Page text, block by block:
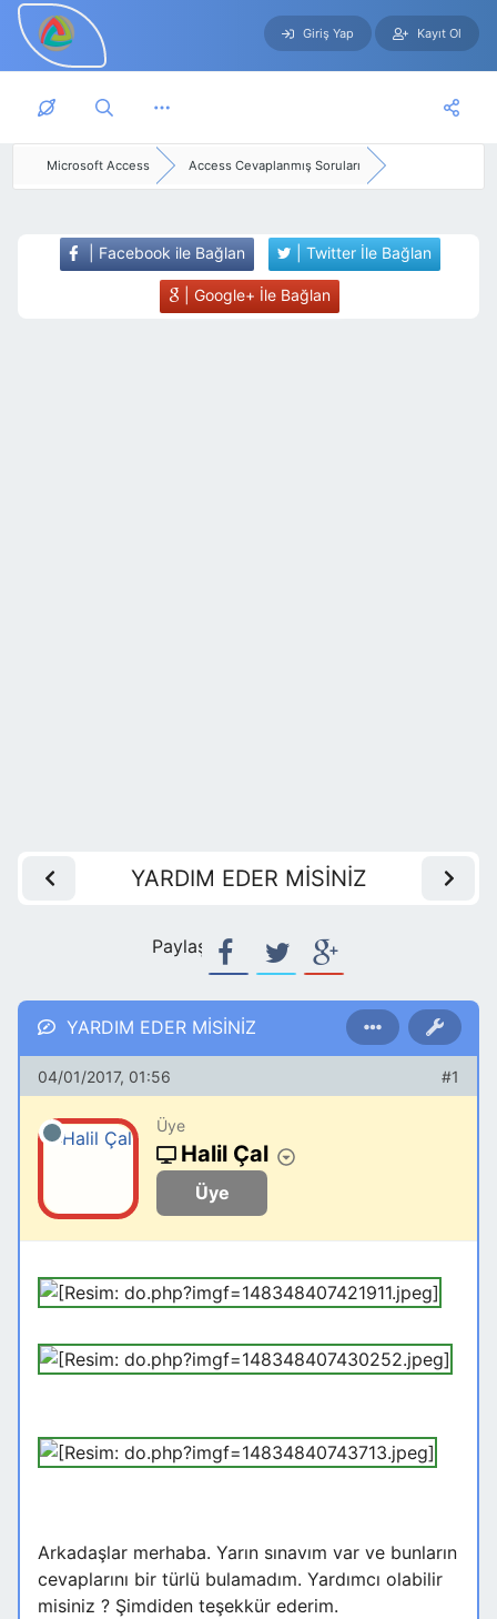
Skip to main content
Giriş Yap Kayıt Ol
Microsoft Access Access Cevaplanmış Soruları
| Facebook ile Bağlan | Twitter İle Bağlan
| Google+ İle Bağlan
YARDIM EDER MİSİNİZ
Paylaş:
YARDIM EDER MİSİNİZ
04/01/2017, 01:56 #1
Üye
Halil Çal
Üye
Arkadaşlar merhaba. Yarın sınavım var ve bunların
cevaplarını bir türlü bulamadım. Yardımcı olabilir
misiniz ? Şimdiden teşekkür ederim.